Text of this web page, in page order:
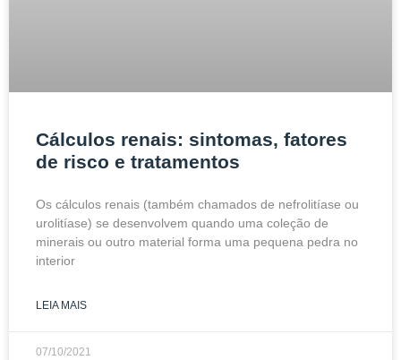
Cálculos renais: sintomas, fatores
de risco e tratamentos
Os cálculos renais (também chamados de nefrolitíase ou
urolitíase) se desenvolvem quando uma coleção de
minerais ou outro material forma uma pequena pedra no
interior
LEIA MAIS
07/10/2021